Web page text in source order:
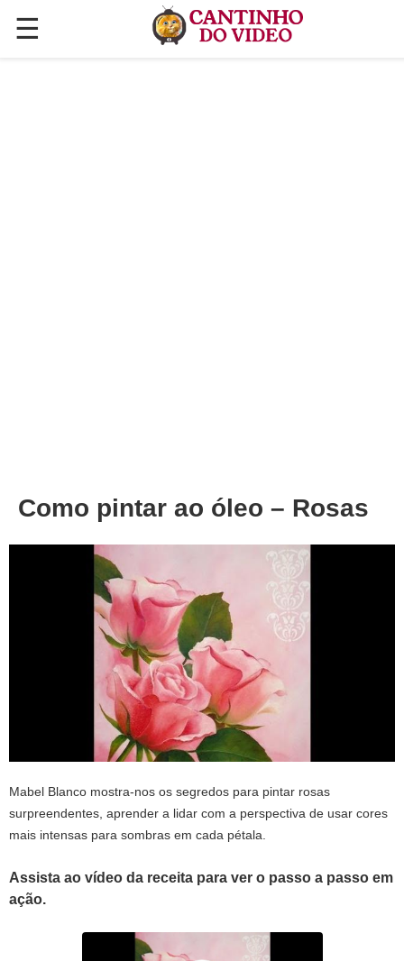
☰
✕
Como pintar ao óleo – Rosas
Mabel Blanco mostra-nos os segredos para pintar rosas
surpreendentes, aprender a lidar com a perspectiva de usar cores
mais intensas para sombras em cada pétala
Assista ao vídeo da receita para ver o passo a passo em
ação.